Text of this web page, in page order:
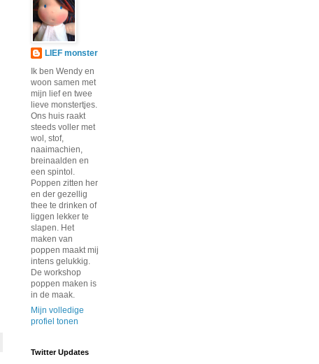
LIEF monster
Ik ben Wendy en
woon samen met
mijn lief en twee
lieve monstertjes.
Ons huis raakt
steeds voller met
wol, stof,
naaimachien,
breinaalden en
een spintol.
Poppen zitten her
en der gezellig
thee te drinken of
liggen lekker te
slapen. Het
maken van
poppen maakt mij
intens gelukkig.
De workshop
poppen maken is
in de maak.
Mijn volledige
profiel tonen
Twitter Updates